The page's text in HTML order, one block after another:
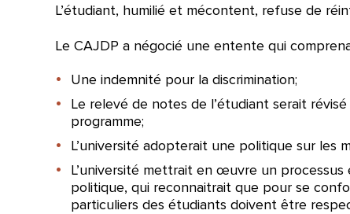
L’étudiant, humilié et mécontent, refuse de
Le CAJDP a négocié une entente qui
Une indemnité pour la discrimination;
Le relevé de notes de l’étudiant serait
programme;
L’université adopterait une politique sur les
L’université mettrait en œuvre un
politique, qui reconnaitrait que pour se
particuliers des étudiants doivent être